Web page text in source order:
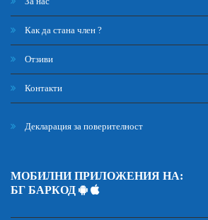
Как да стана член ?
Отзиви
Контакти
Декларация за поверителност
МОБИЛНИ ПРИЛОЖЕНИЯ НА:
БГ БАРКОД